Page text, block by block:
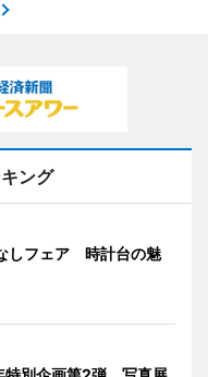
ング
しフェア 時計台の魅